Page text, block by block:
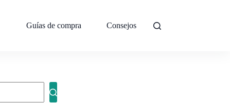
Guías de compra Consejos